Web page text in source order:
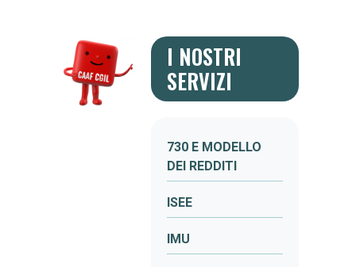
I NOSTRI
SERVIZI
730 E MODELLO
DEI REDDITI
ISEE
IMU